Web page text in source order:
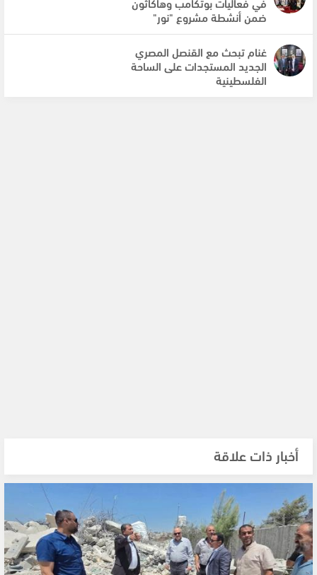
ضمن أنشطة مشروع "نور"
غنام تبحث مع القنصل المصري
الجديد المستجدات على الساحة
الفلسطينية
أخبار ذات علاقة